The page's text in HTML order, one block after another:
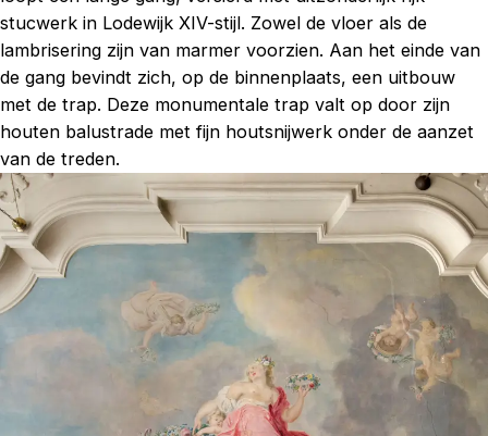
stucwerk in Lodewijk XIV-stijl. Zowel de vloer als de
lambrisering zijn van marmer voorzien. Aan het einde van
de gang bevindt zich, op de binnenplaats, een uitbouw
met de trap. Deze monumentale trap valt op door zijn
houten balustrade met fijn houtsnijwerk onder de aanzet
van de treden.